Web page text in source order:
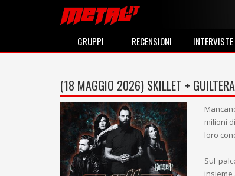
GRUPPI RECENSIONI INTERVISTE
(18 MAGGIO 2026) SKILLET + GUILTERA
milioni
loro
Sul
insieme